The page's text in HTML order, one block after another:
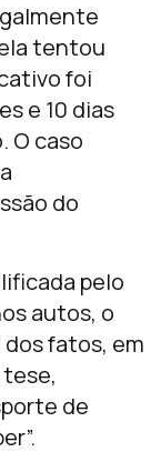
tentou
foi
e 10 dias
O caso
do
pelo
autos, o
fatos, em
de